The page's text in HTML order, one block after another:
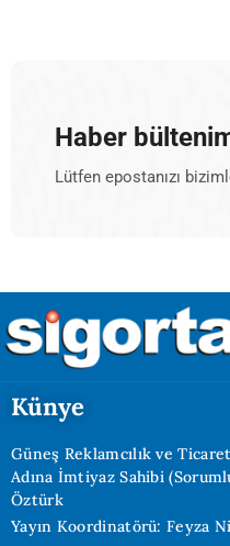
Haber
Lütfen epostanızı
Künye
Güneş Reklamcılık ve
Adına İmtiyaz Sahibi
Öztürk
Yayın Koordinatörü: Feyza